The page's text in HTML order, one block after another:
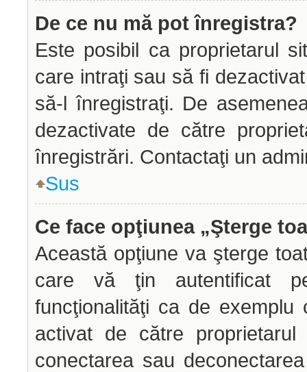
De ce nu mă pot înregistra?
Este posibil ca proprietarul
care intraţi sau să fi
să-l înregistraţi. De
dezactivate de către
înregistrări. Contactaţi un
Sus
Ce face opţiunea „Şterge
Această opţiune va şterge
care vă ţin autentificat
funcţionalităţi ca de
activat de către
conectarea sau